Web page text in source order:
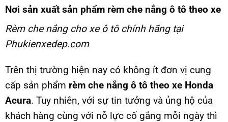
Nơi sản xuất sản phẩm rèm che nắng ô tô theo xe
Rèm che nắng cho xe ô tô chính hãng tại
Phukienxedep.com
Trên thị trường hiện nay có không ít đơn vị cung
cấp sản phẩm rèm che nắng ô tô theo xe Honda
Acura. Tuy nhiên, với sự tin tưởng và ủng hộ của
khách hàng cùng với nỗ lực cố gắng mỗi ngày thì